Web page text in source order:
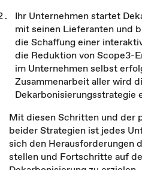
Ihr Unternehmen startet
mit seinen Lieferanten und
die Schaffung einer
die Reduktion von Scope3-
im Unternehmen selbst
Zusammenarbeit aller wird
Dekarbonisierungsstrategie
Mit diesen Schritten und der
beider Strategien ist jedes
sich den Herausforderungen
stellen und Fortschritte auf